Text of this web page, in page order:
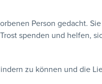
Person gedacht.
spenden und helfen,
zu können und die